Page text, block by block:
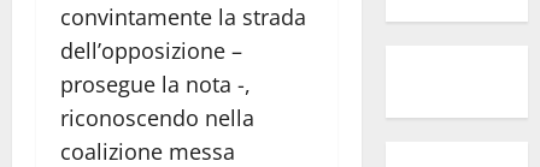
convintamente la strada
dell’opposizione –
prosegue la nota -,
riconoscendo nella
coalizione messa